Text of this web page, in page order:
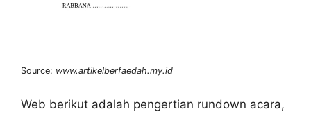
Source: www.artikelberfaedah.my.id
Web berikut adalah pengertian rundown acara,